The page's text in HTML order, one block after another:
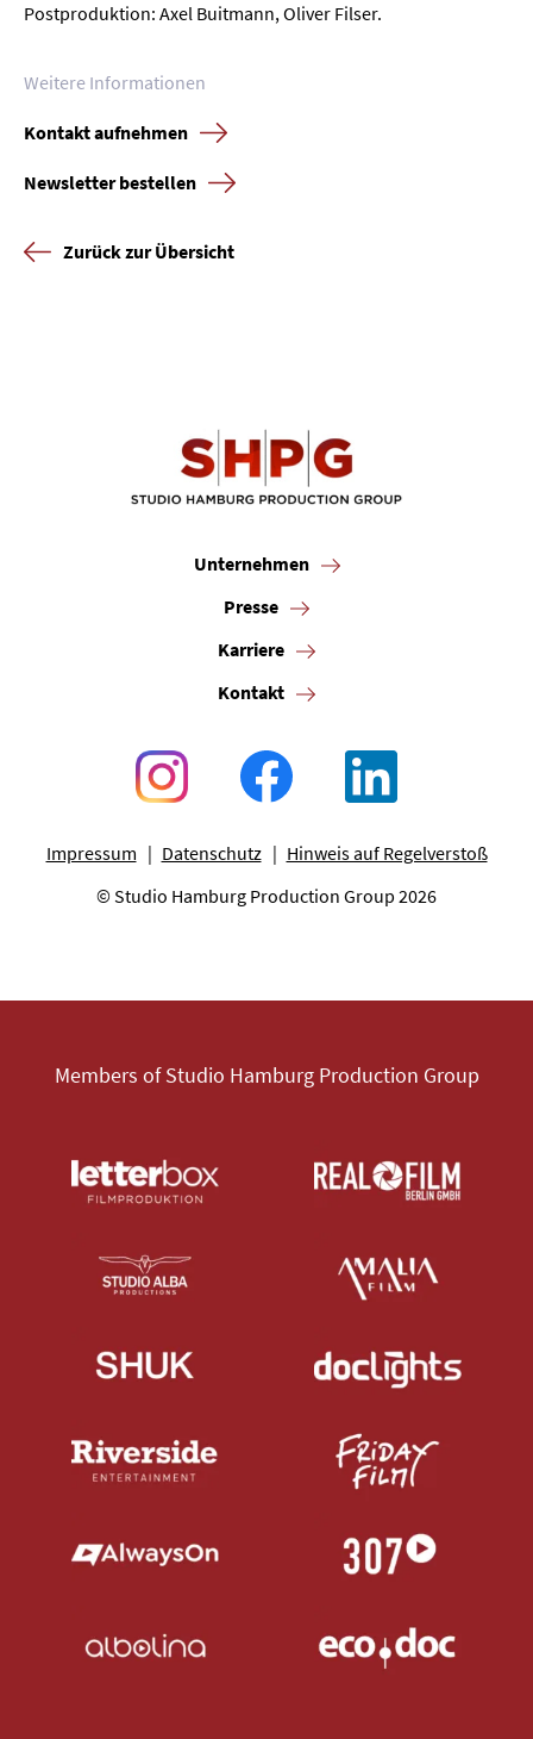
Postproduktion: Axel Buitmann, Oliver Filser.
Weitere Informationen
Kontakt aufnehmen
Newsletter bestellen
Zurück zur Übersicht
Unternehmen
Presse
Karriere
Kontakt
Impressum Datenschutz
Hinweis auf Regelverstoß
© Studio Hamburg Production Group 2026
Members of Studio Hamburg Production Group
Newsletter Datenschutz Impressum